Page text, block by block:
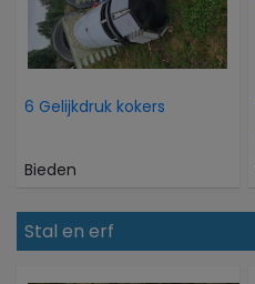
6 Gelijkdruk kokers
Bieden
Stal en erf